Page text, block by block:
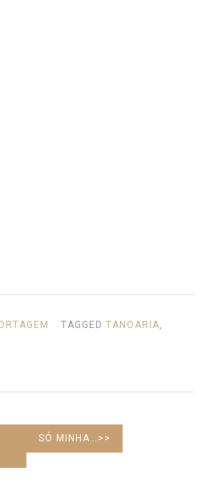
TAGGED TANOARIA,
NEXT
POST:
SÓ MINHA… >>